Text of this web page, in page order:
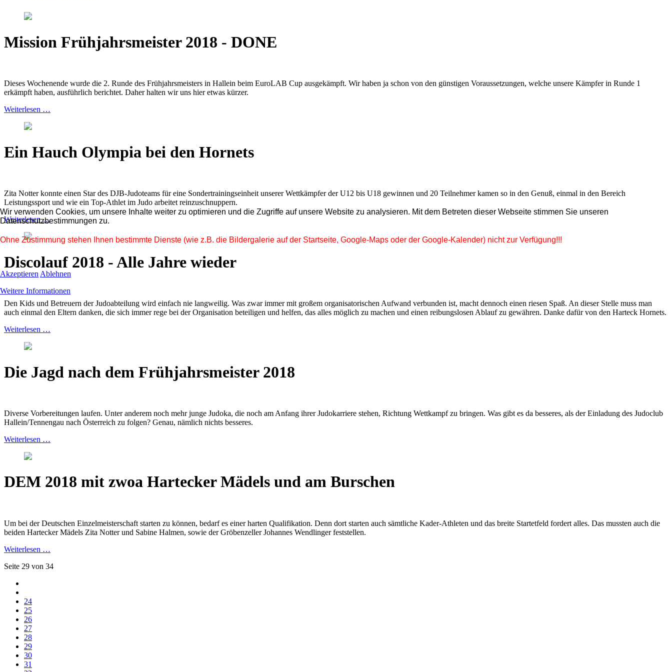
Mission Frühjahrsmeister 2018 - DONE
Dieses Wochenende wurde die 2. Runde des Frühjahrsmeisters in Hallein beim EuroLAB Cup ausgekämpft. Wir haben ja schon von den günstigen Voraussetzungen, welche unsere Kämpfer in Runde 1
erkämpft haben, ausführlich berichtet. Daher halten wir uns hier etwas kürzer.
Weiterlesen …
Ein Hauch Olympia bei den Hornets
Zita Notter konnte einen Star des DJB-Judoteams für eine Sondertrainingseinheit unserer Wettkämpfer der U12 bis U18 gewinnen und 20 Teilnehmer kamen so in den Genuß, einmal in den Bereich
Leistungssport und wie ein Top-Athlet im Judo arbeitet reinzuschnuppern.
Weiterlesen …
Discolauf 2018 - Alle Jahre wieder
Den Kids und Betreuern der Judoabteilung wird einfach nie langweilig. Was zwar immer mit großem organisatorischen Aufwand verbunden ist, macht dennoch einen riesen Spaß. An dieser Stelle muss man
auch einmal den Eltern danken, die sich immer rege bei der Organisation beteiligen und helfen, das alles möglich zu machen und einen reibungslosen Ablauf zu gewähren. Danke dafür von den Harteck Hornets.
Weiterlesen …
Die Jagd nach dem Frühjahrsmeister 2018
Diverse Vorbereitungen laufen. Unter anderem noch mehr junge Judoka, die noch am Anfang ihrer Judokarriere stehen, Richtung Wettkampf zu bringen. Was gibt es da besseres, als der Einladung des Judoclub
Hallein/Tennengau nach Österreich zu folgen? Genau, nämlich nichts besseres.
Weiterlesen …
DEM 2018 mit zwoa Hartecker Mädels und am Burschen
Um bei der Deutschen Einzelmeisterschaft starten zu können, bedarf es einer harten Qualifikation. Denn dort starten auch sämtliche Kader-Athleten und das breite Startetfeld fordert alles. Das mussten auch die
beiden Hartecker Mädels Zita Notter und Sabine Halmen, sowie der Gröbenzeller Johannes Wendlinger feststellen.
Weiterlesen …
Seite 29 von 34
24
25
26
27
28
29
30
31
Wir verwenden Cookies, um unsere Inhalte weiter zu optimieren und die Zugriffe auf unsere Website zu analysieren. Mit dem Betreten dieser Webseite stimmen Sie unseren
Datenschutzbestimmungen zu.
Ohne Zustimmung stehen Ihnen bestimmte Dienste (wie z.B. die Bildergalerie auf der Startseite, Google-Maps oder der Google-Kalender) nicht zur Verfügung!!!
Akzeptieren Ablehnen
Weitere Informationen